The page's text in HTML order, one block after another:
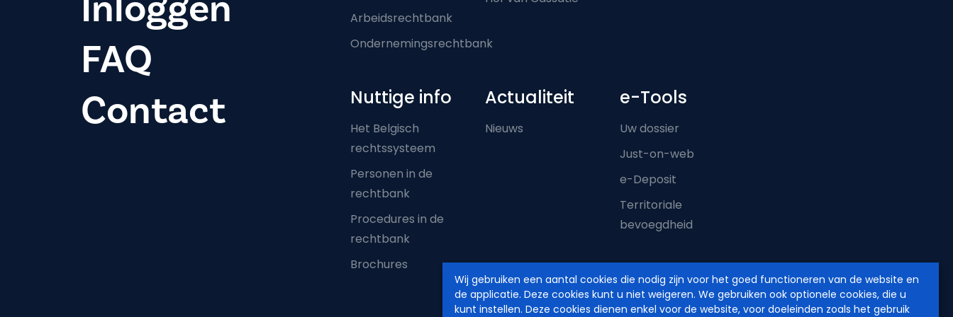
Wij gebruiken een aantal cookies die nodig zijn voor het goed functioneren van de website en
de applicatie. Deze cookies kunt u niet weigeren. We gebruiken ook optionele cookies, die u
kunt instellen. Deze cookies dienen enkel voor de website, voor doeleinden zoals het gebruik
FAQ
Contact
Arbeidsrechtbank
Ondernemingsrechtbank
Nuttige info
Het Belgisch
rechtssysteem
Personen in de
rechtbank
Procedures in de
rechtbank
Brochures
Actualiteit
Nieuws
e-Tools
Uw dossier
Just-on-web
e-Deposit
Territoriale
bevoegdheid